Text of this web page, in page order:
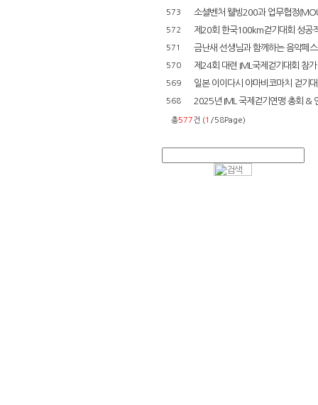
573 소셜벤처 웰빙200과 업무협정
572 제20회 한국100km걷기대회 성공
571 금난새 선생님과 함께하는 음악페
570 제24회 대련 IML국제걷기대회 참가
569 일본 이이다시 야마비코마치 걷기
568 2025년 IML 국제걷기연맹 총회 &
총577건 (1 /58Page)